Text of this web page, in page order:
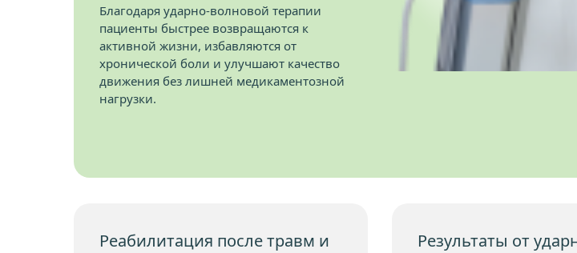
Благодаря ударно-волновой терапии
пациенты быстрее возвращаются к
активной жизни, избавляются от
хронической боли и улучшают качество
движения без лишней медикаментозной
нагрузки.
Реабилитация после травм и
Результаты от